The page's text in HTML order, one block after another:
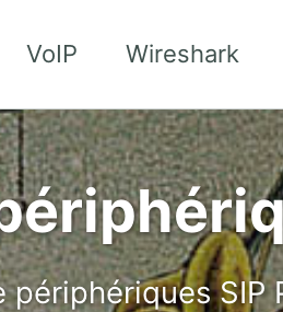
VoIP Wireshark
SIP